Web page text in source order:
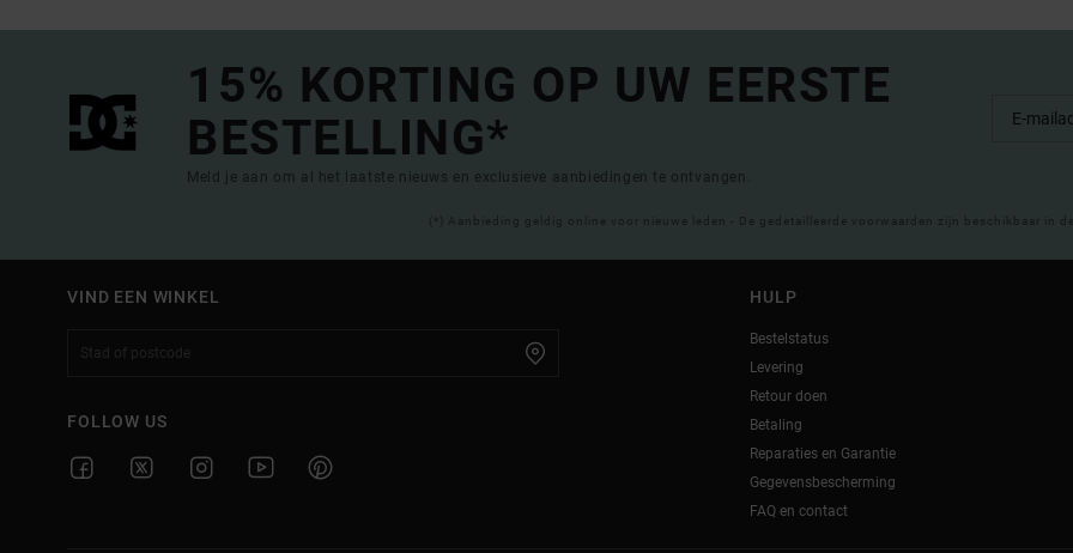
15% KORTING OP UW EERSTE
BESTELLING*
Meld je aan om al het laatste nieuws en exclusieve aanbiedingen te ontvangen.
(*) Aanbieding geldig online voor nieuwe leden - De gedetailleerde voorwaarden zijn beschikbaar in
VIND EEN WINKEL
FOLLOW US
HULP
Bestelstatus
Levering
Retour doen
Betaling
Reparaties en Garantie
Gegevensbescherming
FAQ en contact